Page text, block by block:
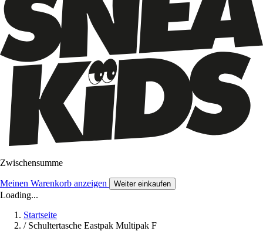
Zwischensumme
Meinen Warenkorb anzeigen Weiter einkaufen
Loading...
Startseite
/ Schultertasche Eastpak Multipak F